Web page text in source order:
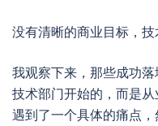
没有清晰的商业目标，
我观察下来，那些成功
技术部门开始的，而是
遇到了一个具体的痛点